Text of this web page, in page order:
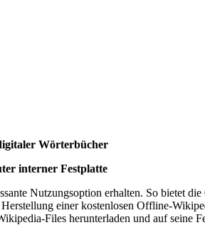
Wörterbücher
interner Festplatte
Nutzungsoption erhalten. So bietet
einer kostenlosen Offline-
Files herunterladen und auf seine